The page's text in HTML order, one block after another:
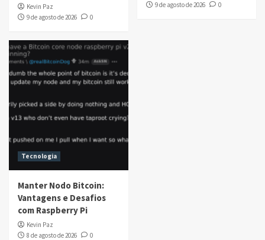
Kevin Paz
9 de agosto de 2026
0
9 de agosto de 2026
0
Tecnologia
Manter Nodo Bitcoin:
Vantagens e Desafios
com Raspberry Pi
Kevin Paz
8 de agosto de 2026
0